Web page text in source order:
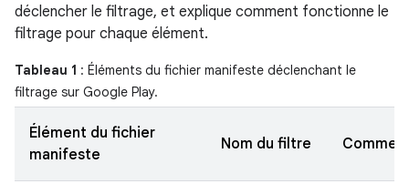
déclencher le filtrage, et explique comment fonctionne le
filtrage pour chaque élément.
Tableau 1 : Éléments du fichier manifeste déclenchant le
filtrage sur Google Play.
Élément du fichier
manifeste
Nom du filtre